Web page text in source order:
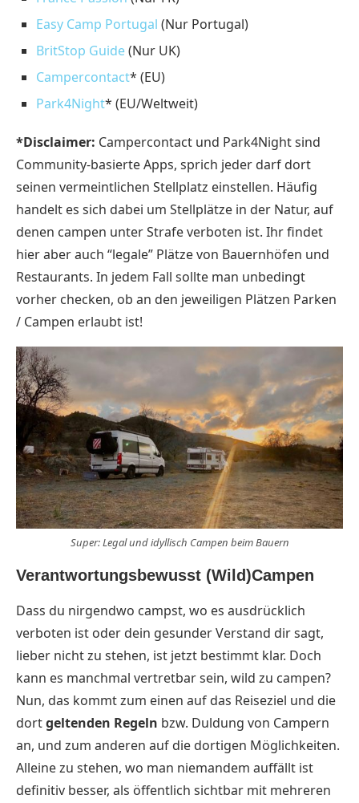
Easy Camp Portugal (Nur Portugal)
BritStop Guide(Nur UK)
Campercontact* (EU)
Park4Night* (EU/Weltweit)
*Disclaimer: Campercontact und Park4Night sind
Community-basierte Apps, sprich jeder darf dort
seinen vermeintlichen Stellplatz einstellen. Häufig
handelt es sich dabei um Stellplätze in der Natur, auf
denen campen unter Strafe verboten ist. Ihr findet
hier aber auch “legale” Plätze von Bauernhöfen und
Restaurants. In jedem Fall sollte man unbedingt
vorher checken, ob an den jeweiligen Plätzen Parken
/ Campen erlaubt ist!
Super: Legal und idyllisch Campen beim Bauern
Verantwortungsbewusst (Wild)Campen
Dass du nirgendwo campst, wo es ausdrücklich
verboten ist oder dein gesunder Verstand dir sagt,
lieber nicht zu stehen, ist jetzt bestimmt klar. Doch
kann es manchmal vertretbar sein, wild zu campen?
Nun, das kommt zum einen auf das Reiseziel und die
dortgeltenden Regeln bzw. Duldung von Campern
an, und zum anderen auf die dortigen Möglichkeiten.
Alleine zu stehen, wo man niemandem auffällt ist
definitiv besser, als öffentlich sichtbar mit mehreren